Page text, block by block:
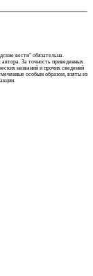
вести" обязательна.
За точность приведенных
названий и прочих сведений
особым образом, взяты из